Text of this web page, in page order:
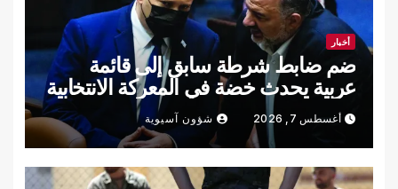
أخبار
ضم ضابط شرطة سابق إلى قائمة
عربية يحدث خضة في المعركة الانتخابية
الإسرائيلية
أغسطس 7, 2026 شؤون آسيوية